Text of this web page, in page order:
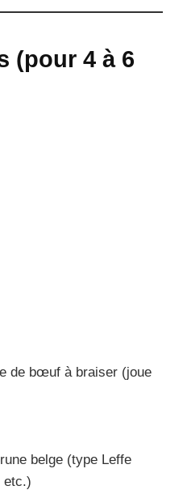
(pour 4 à 6
de bœuf à braiser (joue
belge (type Leffe
etc.)